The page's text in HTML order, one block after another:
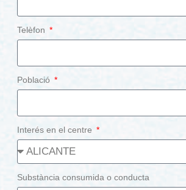
Telèfon
Població
Interés en el centre
Substància consumida o conducta